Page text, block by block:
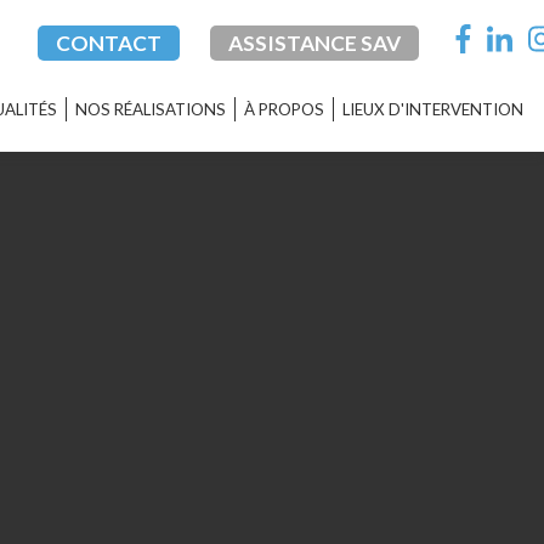
CONTACT ASSISTANCE SAV
NOS RÉALISATIONS À PROPOS LIEUX D'INTERVENTION